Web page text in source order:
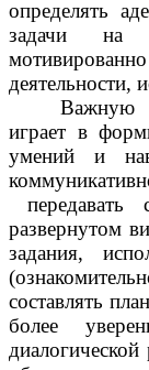
определять
задачи на
деятельности,
Важную
играет в
умений и
передавать
развернутом
задания,
составлять
более